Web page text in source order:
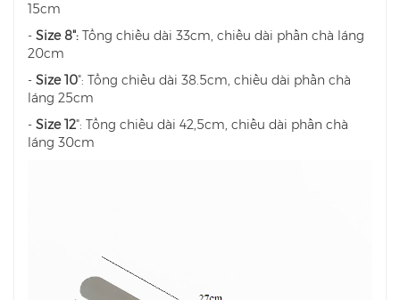
15cm
- Size 8": Tổng chiều dài 33cm, chiều dài phần chà láng
20cm
- Size 10": Tổng chiều dài 38.5cm, chiều dài phần chà
láng 25cm
- Size 12": Tổng chiều dài 42,5cm, chiều dài phần chà
láng 30cm